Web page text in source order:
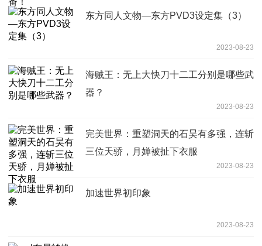
东方同人文物—东方PVD3设定集（3）
2023-08-23
海贼王：无上大快刀十二工分别是哪些武
器？
2023-08-23
完美世界：重塑洞天的石昊有多强，连斩
三位天骄，月婵被扯下衣服
2023-08-23
加速世界初印象
2023-08-23